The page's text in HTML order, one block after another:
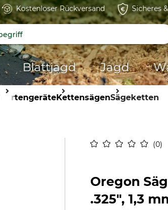
Kostenloser Rückversand Sicheres
Blattjagd Jagd
GartengeräteKettensägenSägeketten
0
Oregon
.325", 1,3